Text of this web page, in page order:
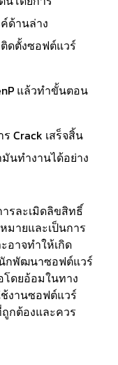
ด้านล่าง
ติดตั้งซอฟต์แวร์
แล้วทำขั้นตอน
Crack เสร็จสิ้น
นทำงานได้อย่าง
ารละเมิดลิขสิทธิ์
มายและเป็นการ
อาจทำให้เกิด
กพัฒนาซอฟต์แวร์
ดยอ้อมในทาง
งานซอฟต์แวร์
กต้องและควร